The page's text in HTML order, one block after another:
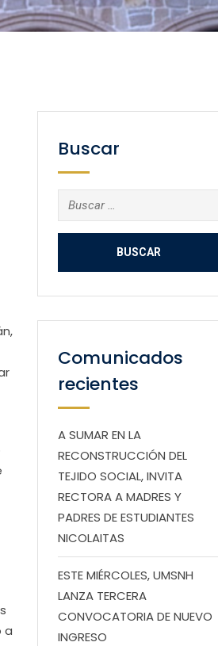
a
Buscar
Buscar:
Comunicados
recientes
A SUMAR EN LA
RECONSTRUCCIÓN DEL
TEJIDO SOCIAL, INVITA
RECTORA A MADRES Y
PADRES DE ESTUDIANTES
NICOLAITAS
ESTE MIÉRCOLES, UMSNH
LANZA TERCERA
CONVOCATORIA DE NUEVO
INGRESO